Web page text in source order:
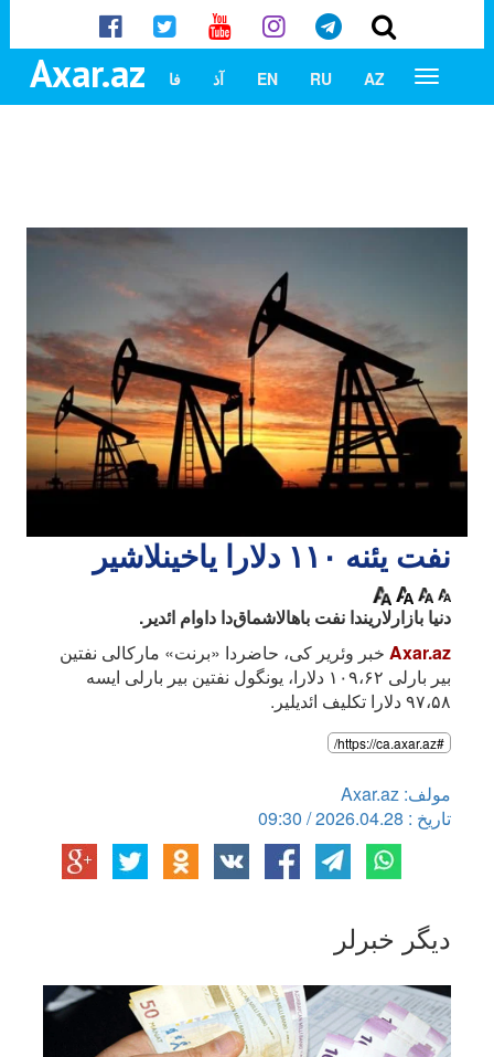
Axar.az AZ
RU
EN آذ فا
نفت یئنه ۱۱۰ دلارا یاخینلاشیر
دنیا بازارلاریندا نفت باهالاشماق‌دا داوام ائدیر.
Axar.az خبر وئریر کی، حاضردا «برنت» مارکالی نفتین
بیر بارلی ۱۰۹،۶۲ دلارا، یونگول نفتین بیر بارلی ایسه
۹۷،۵۸ دلارا تکلیف ائدیلیر.
#https://ca.axar.az/
مولف: Axar.az
تاریخ : 2026.04.28 / 09:30
دیگر خبرلر